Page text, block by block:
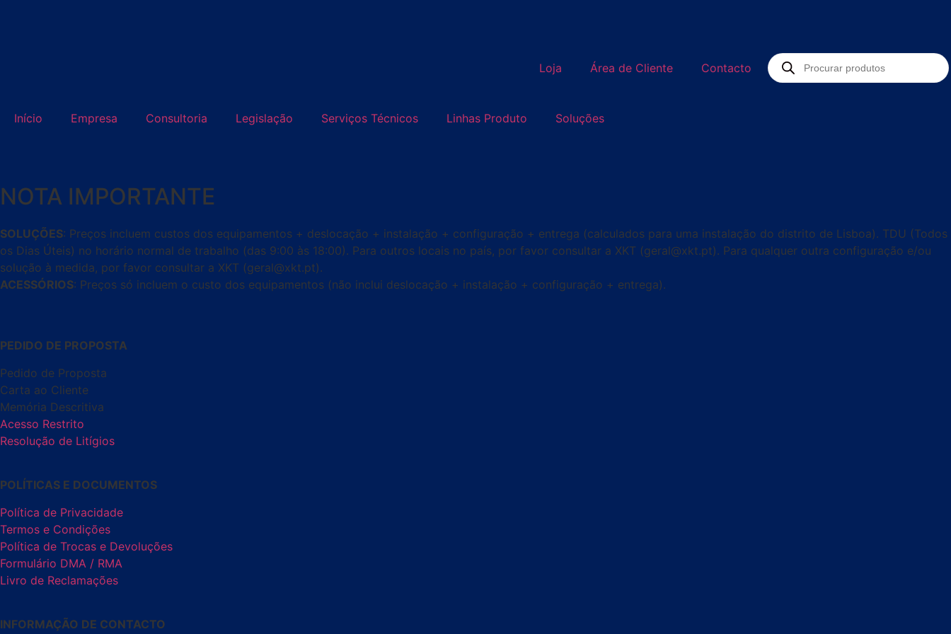
Loja Área de Cliente Contacto
Início Empresa Consultoria Legislação Serviços Técnicos Linhas Produto Soluções
NOTA IMPORTANTE
SOLUÇÕES: Preços incluem custos dos equipamentos + deslocação + instalação + configuração + entrega (calculados para uma instalação do distrito de Lisboa). TDU (Todos
os Dias Úteis) no horário normal de trabalho (das 9:00 às 18:00). Para outros locais no país, por favor consultar a XKT (geral@xkt.pt). Para qualquer outra configuração e/ou
solução à medida, por favor consultar a XKT (geral@xkt.pt).
ACESSÓRIOS: Preços só incluem o custo dos equipamentos (não inclui deslocação + instalação + configuração + entrega).
PEDIDO DE PROPOSTA
Pedido de Proposta
Carta ao Cliente
Memória Descritiva
Acesso Restrito
Resolução de Litígios
POLÍTICAS E DOCUMENTOS
Política de Privacidade
Termos e Condições
Política de Trocas e Devoluções
Formulário DMA / RMA
Livro de Reclamações
INFORMAÇÃO DE CONTACTO